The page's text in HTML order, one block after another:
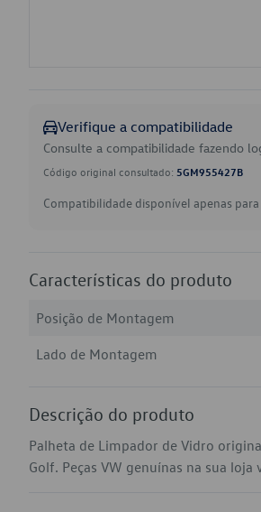
Verifique a compatibilidade
Consulte a compatibilidade fazendo
Código original consultado: 5GM955427B
Compatibilidade disponível apenas
Características do produto
Posição de Montagem
Lado de Montagem
Descrição do produto
Palheta de Limpador de Vidro
Golf. Peças VW genuínas na sua